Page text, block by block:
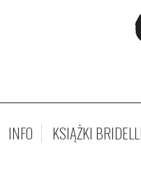
INFO KSIĄŻKI